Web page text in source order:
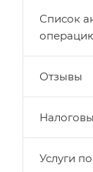
Список
Отзывы
Услуги